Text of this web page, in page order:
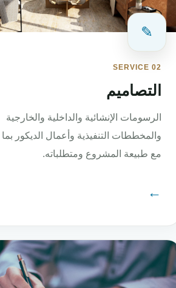
✎
SERVICE 02
التصاميم
الرسومات الإنشائية والداخلية والخارجية
والمخططات التنفيذية وأعمال الديكور
مع طبيعة المشروع ومتطلباته.
←